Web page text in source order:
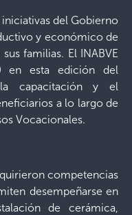
del Gobierno
y económico de
familias. El INABVE
en esta edición del
capacitación y el
a lo largo de
Vocacionales.
competencias
desempeñarse en
de cerámica,